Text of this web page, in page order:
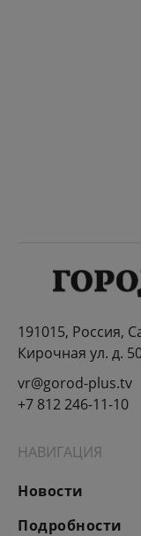
191015, Россия,
Кирочная ул. д.
vr@gorod-plus.tv
+7 812 246-11-10
НАВИГАЦИЯ
Новости
Подробности